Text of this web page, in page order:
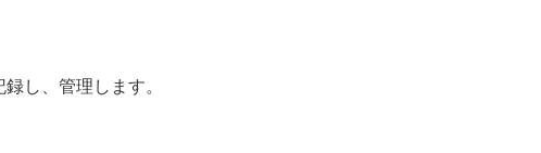
し、管理します。